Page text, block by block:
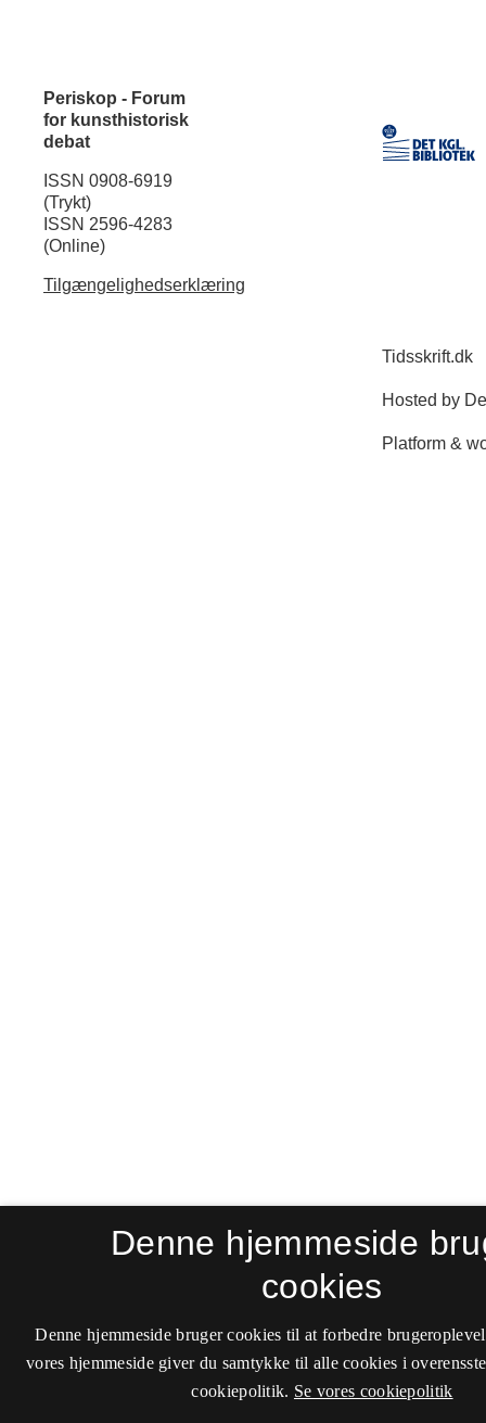
Periskop - Forum
for kunsthistorisk
debat
ISSN 0908-6919
(Trykt)
ISSN 2596-4283
(Online)
Tilgængelighedserklæring
Denne hjemmeside
cookies
Denne hjemmeside bruger cookies til at forbedre
vores hjemmeside giver du samtykke til alle cookies i
cookiepolitik. Se vores cookiepolitik